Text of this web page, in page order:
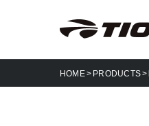
HOME PRODUCTS